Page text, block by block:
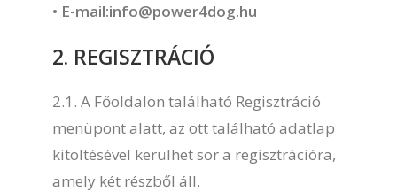
• E-mail:info@power4dog.hu
2. REGISZTRÁCIÓ
2.1. A Főoldalon található Regisztráció
menüpont alatt, az ott található adatlap
kitöltésével kerülhet sor a regisztrációra,
amely két részből áll.